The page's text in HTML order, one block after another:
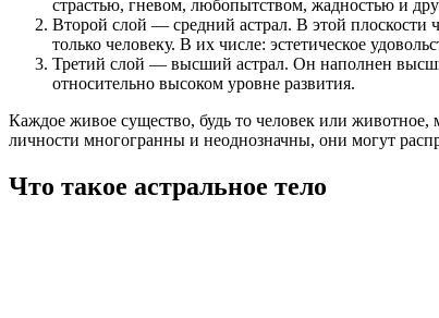
страстью, гневом, любопытством, жадностью и
Второй слой — средний астрал. В этой плоскости
только человеку. В их числе: эстетическое
Третий слой — высший астрал. Он наполнен
относительно высоком уровне развития.
Каждое живое существо, будь то человек или животное,
личности многогранны и неоднозначны, они могут
Что такое астральное тело